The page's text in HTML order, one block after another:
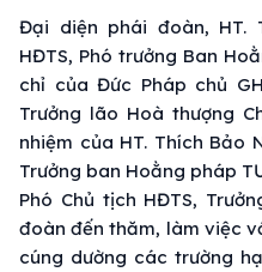
Đại diện phái đoàn, HT.
HĐTS, Phó trưởng Ban
chỉ của Đức Pháp chủ
Trưởng lão Hoà thượng
nhiệm của HT. Thích Bảo
Trưởng ban Hoằng pháp
Phó Chủ tịch HĐTS,
đoàn đến thăm, làm việc
cúng dường các trường